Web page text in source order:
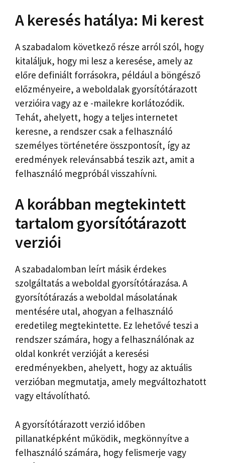
A keresés hatálya: Mi kerest
A szabadalom következő része arról szól, hogy
kitaláljuk, hogy mi lesz a keresése, amely az
előre definiált forrásokra, például a böngésző
előzményeire, a weboldalak gyorsítótárazott
verzióira vagy az e -mailekre korlátozódik.
Tehát, ahelyett, hogy a teljes internetet
keresne, a rendszer csak a felhasználó
személyes történetére összpontosít, így az
eredmények relevánsabbá teszik azt, amit a
felhasználó megpróbál visszahívni.
A korábban megtekintett
tartalom gyorsítótárazott
verziói
A szabadalomban leírt másik érdekes
szolgáltatás a weboldal gyorsítótárazása. A
gyorsítótárazás a weboldal másolatának
mentésére utal, ahogyan a felhasználó
eredetileg megtekintette. Ez lehetővé teszi a
rendszer számára, hogy a felhasználónak az
oldal konkrét verzióját a keresési
eredményekben, ahelyett, hogy az aktuális
verzióban megmutatja, amely megváltozhatott
vagy eltávolítható.
A gyorsítótárazott verzió időben
pillanatképként működik, megkönnyítve a
felhasználó számára, hogy felismerje vagy